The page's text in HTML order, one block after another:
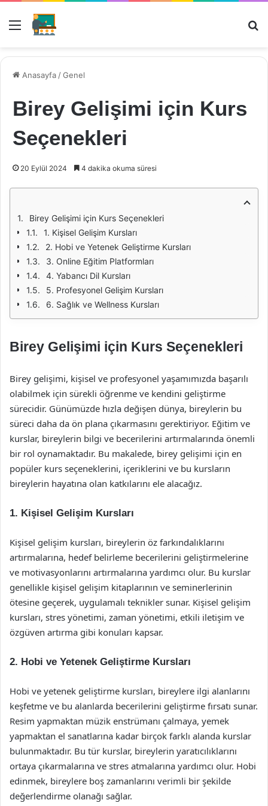
Menü
Anasayfa /Genel
Birey Gelişimi için Kurs
Seçenekleri
20 Eylül 2024 4 dakika okuma süresi
Birey Gelişimi için Kurs Seçenekleri
1. Kişisel Gelişim Kursları
2. Hobi ve Yetenek Geliştirme Kursları
3. Online Eğitim Platformları
4. Yabancı Dil Kursları
5. Profesyonel Gelişim Kursları
6. Sağlık ve Wellness Kursları
Birey Gelişimi için Kurs Seçenekleri
Birey gelişimi, kişisel ve profesyonel yaşamımızda başarılı
olabilmek için sürekli öğrenme ve kendini geliştirme
sürecidir. Günümüzde hızla değişen dünya, bireylerin bu
süreci daha da ön plana çıkarmasını gerektiriyor. Eğitim ve
kurslar, bireylerin bilgi ve becerilerini artırmalarında önemli
bir rol oynamaktadır. Bu makalede, birey gelişimi için en
popüler kurs seçeneklerini, içeriklerini ve bu kursların
bireylerin hayatına olan katkılarını ele alacağız.
1. Kişisel Gelişim Kursları
Kişisel gelişim kursları, bireylerin öz farkındalıklarını
artırmalarına, hedef belirleme becerilerini geliştirmelerine
ve motivasyonlarını artırmalarına yardımcı olur. Bu kurslar
genellikle kişisel gelişim kitaplarının ve seminerlerinin
ötesine geçerek, uygulamalı teknikler sunar. Kişisel gelişim
kursları, stres yönetimi, zaman yönetimi, etkili iletişim ve
özgüven artırma gibi konuları kapsar.
2. Hobi ve Yetenek Geliştirme Kursları
Hobi ve yetenek geliştirme kursları, bireylere ilgi alanlarını
keşfetme ve bu alanlarda becerilerini geliştirme fırsatı sunar.
Resim yapmaktan müzik enstrümanı çalmaya, yemek
yapmaktan el sanatlarına kadar birçok farklı alanda kurslar
bulunmaktadır. Bu tür kurslar, bireylerin yaratıcılıklarını
ortaya çıkarmalarına ve stres atmalarına yardımcı olur. Hobi
edinmek, bireylere boş zamanlarını verimli bir şekilde
değerlendirme olanağı sağlar.